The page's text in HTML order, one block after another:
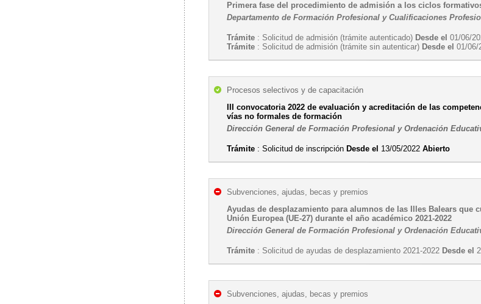
Primera fase del procedimiento de admisión a los ciclos
Departamento de Formación Profesional y Cualificaciones
Trámite : Solicitud de admisión (trámite autenticado) Desde el 01/06/
Trámite : Solicitud de admisión (trámite sin autenticar) Desde el 01/06/
Procesos selectivos y de capacitación
III convocatoria 2022 de evaluación y acreditación de las
vías no formales de formación
Dirección General de Formación Profesional y Ordenación
Trámite : Solicitud de inscripción Desde el 13/05/2022Abierto
Subvenciones, ajudas, becas y premios
Ayudas de desplazamiento para alumnos de las Illes Balears
Unión Europea (UE-27) durante el año académico 2021-2022
Dirección General de Formación Profesional y Ordenación
Trámite : Solicitud de ayudas de desplazamiento 2021-2022 Desde el
Subvenciones, ajudas, becas y premios